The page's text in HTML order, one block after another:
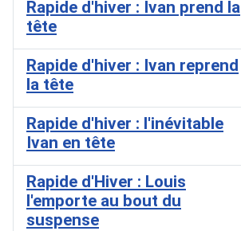
Rapide d'hiver : Ivan prend la
tête
Rapide d'hiver : Ivan reprend
la tête
Rapide d'hiver : l'inévitable
Ivan en tête
Rapide d'Hiver : Louis
l'emporte au bout du
suspense